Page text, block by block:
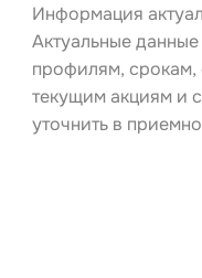
Информация
Актуальные
профилям, срокам,
текущим акциям и
уточнить в